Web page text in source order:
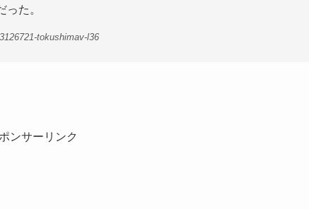
た。
tokushimav-l36
ンサーリンク